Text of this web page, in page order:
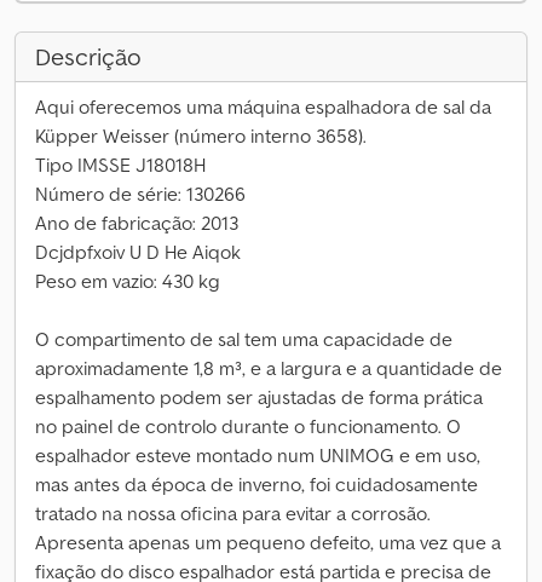
Descrição
Aqui oferecemos uma máquina espalhadora de sal da
Küpper Weisser (número interno 3658).
Tipo IMSSE J18018H
Número de série: 130266
Ano de fabricação: 2013
Dcjdpfxoiv U D He Aiqok
Peso em vazio: 430 kg
O compartimento de sal tem uma capacidade de
aproximadamente 1,8 m³, e a largura e a quantidade de
espalhamento podem ser ajustadas de forma prática
no painel de controlo durante o funcionamento. O
espalhador esteve montado num UNIMOG e em uso,
mas antes da época de inverno, foi cuidadosamente
tratado na nossa oficina para evitar a corrosão.
Apresenta apenas um pequeno defeito, uma vez que a
fixação do disco espalhador está partida e precisa de